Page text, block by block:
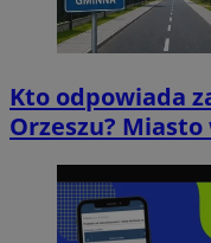
Kto odpowiada
Orzeszu?